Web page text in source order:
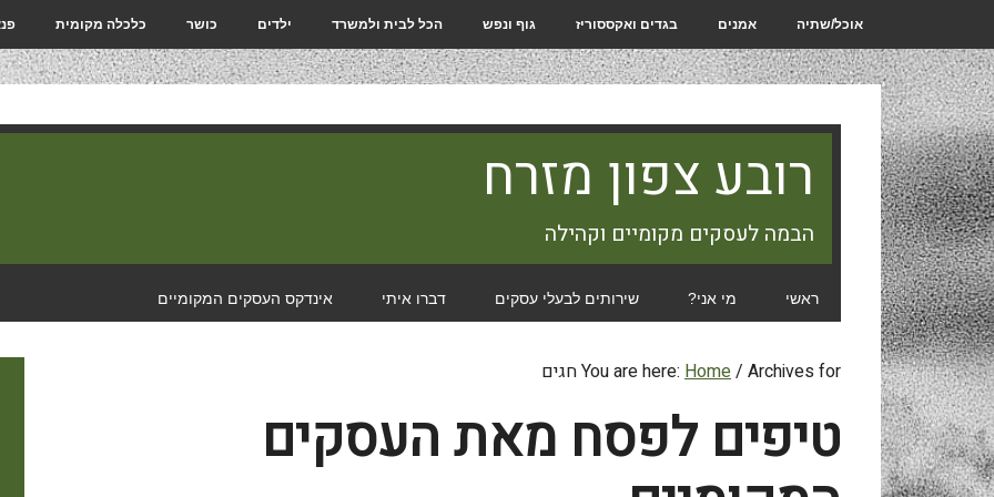
אוכל/שתיה אמנים בגדים ואקססוריז גוף ונפש הכל לבית ולמשרד ילדים כושר כלכלה מקומית
רובע צפון מזרח
הבמה לעסקים מקומיים וקהילה
ראשי מי אני? שירותים לבעלי עסקים דברו איתי אינדקס העסקים המקומיים
You are here: Home/ Archives for חגים
טיפים לפסח מאת העסקים